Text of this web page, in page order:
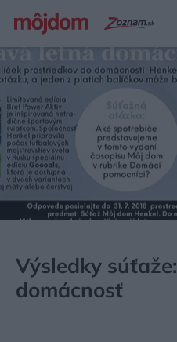
Výsledky
domácnosť